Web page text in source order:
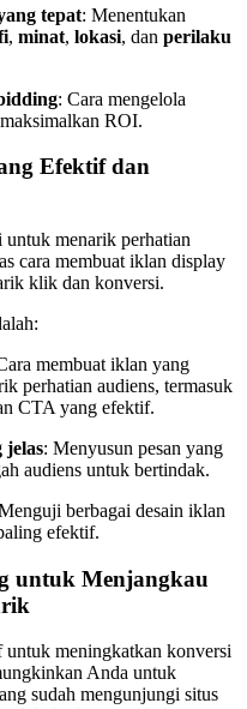
tepat: Menentukan
, minat, lokasi, dan perilaku
: Cara mengelola
ROI.
Efektif dan
menarik perhatian
cara membuat iklan display
klik dan konversi.
membuat iklan yang
perhatian audiens, termasuk
CTA yang efektif.
jelas: Menyusun pesan yang
audiens untuk bertindak.
berbagai desain iklan
efektif.
untuk Menjangkau
untuk meningkatkan konversi
Anda untuk
sudah mengunjungi situs